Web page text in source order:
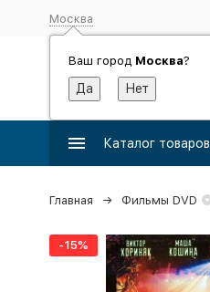
Москва
Ваш город Москва?
Каталог товаров
Главная Фильмы DVD
-15%